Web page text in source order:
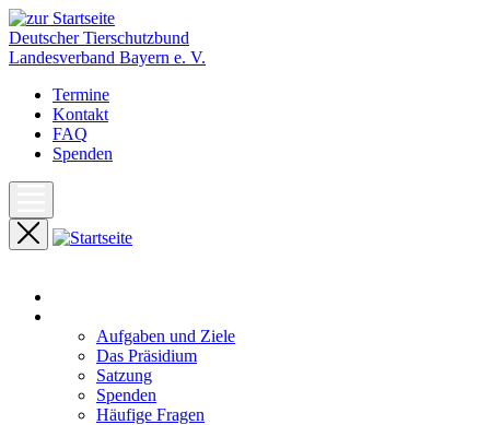
Deutscher Tierschutzbund
Landesverband Bayern e. V.
Termine
Kontakt
FAQ
Spenden
Aufgaben und Ziele
Das Präsidium
Satzung
Spenden
Häufige Fragen